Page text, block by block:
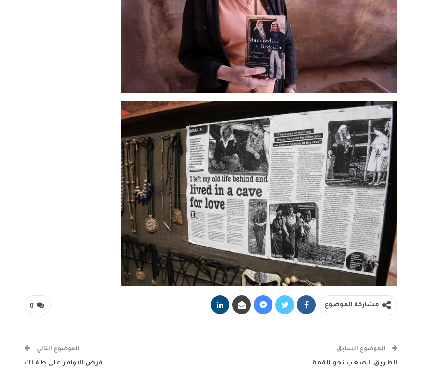
0 مشاركة الموضوع
الموضوع السابق
الطريق الصعب نحو القمة
الموضوع التالي
فرض الاوامر على طفلك